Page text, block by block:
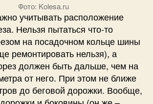
Фото: Kolesa.ru
учитывать расположение
Нельзя пытаться что-то
на посадочном кольце шины
ремонтировать нельзя), а
должен быть дальше, чем на
от него. При этом не ближе
до беговой дорожки. Вообще,